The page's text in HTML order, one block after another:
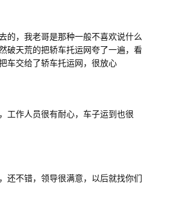
的，我老哥是那种一般不喜欢说什么
破天荒的把轿车托运网夸了一遍，看
车交给了轿车托运网，很放心
工作人员很有耐心，车子运到也很
还不错，领导很满意，以后就找你们